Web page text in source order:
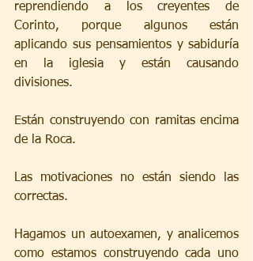
reprendiendo a los creyentes de
Corinto, porque algunos están
aplicando sus pensamientos y sabiduría
en la iglesia y están causando
divisiones.
Están construyendo con ramitas encima
de la Roca.
Las motivaciones no están siendo las
correctas.
Hagamos un autoexamen, y analicemos
como estamos construyendo cada uno